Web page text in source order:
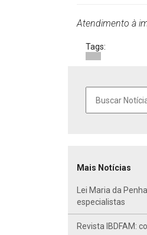
Atendimento à
Tags:
Mais Notícias
Lei Maria da
especialistas
Revista IBDFAM: